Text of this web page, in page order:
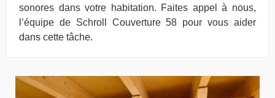
sonores dans votre habitation. Faites appel à nous,
l’équipe de Schroll Couverture 58 pour vous aider
dans cette tâche.